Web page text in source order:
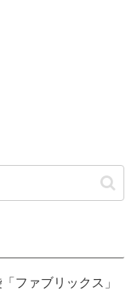
ファブリックス」